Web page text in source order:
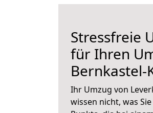
Stressfreie
für Ihren
Bernkastel-
Ihr Umzug von
wissen nicht, was